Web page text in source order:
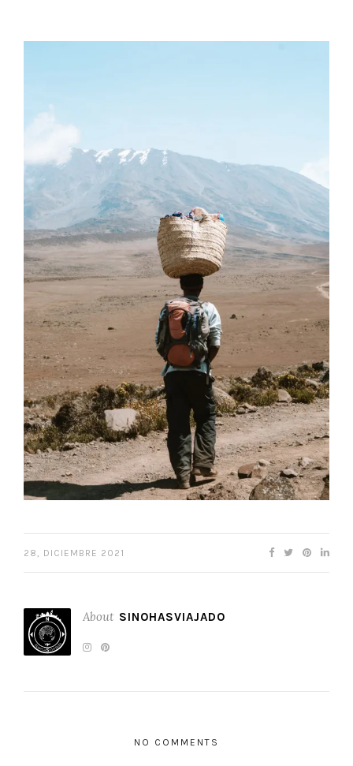
28, DICIEMBRE 2021
About SINOHASVIAJADO
NO COMMENTS